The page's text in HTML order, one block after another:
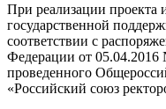
При реализации проекта
государственной
соответствии с
Федерации от 05.04.2016
проведенного
«Российский союз